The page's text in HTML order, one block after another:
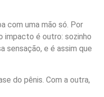
com uma mão só. Por
impacto é outro: sozinho
sensação, e é assim que
do pênis. Com a outra,